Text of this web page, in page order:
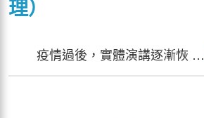
理）
疫情過後，實體演講逐漸恢 …